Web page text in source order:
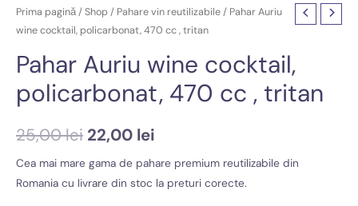
Prima pagină/Shop/ Pahare vin reutilizabile/ Pahar Auriu
wine cocktail, policarbonat, 470 cc , tritan
Pahar Auriu wine cocktail,
policarbonat, 470 cc , tritan
25,00lei Prețul
inițial
22,00 lei
curent
este:
Cea mai mare gama de pahare premium reutilizabile din
Romania cu livrare din stoc la preturi corecte.